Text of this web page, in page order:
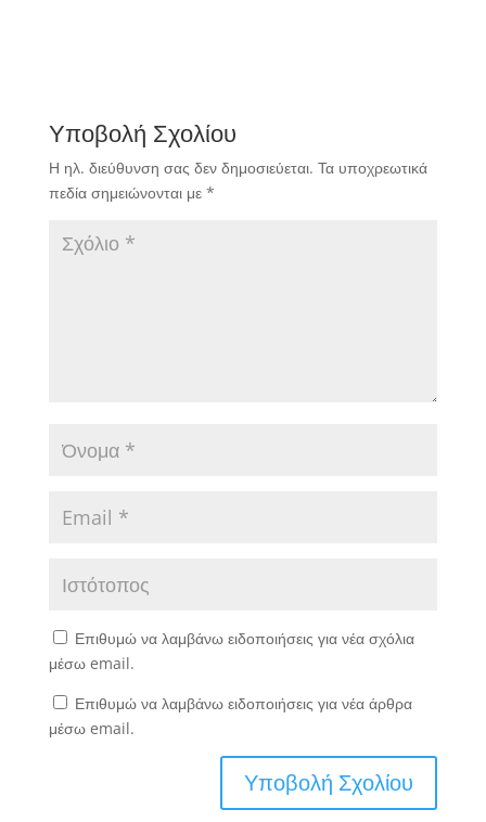
Υποβολή Σχολίου
Η ηλ. διεύθυνση σας δεν δημοσιεύεται. Τα υποχρεωτικά
πεδία σημειώνονται με *
Επιθυμώ να λαμβάνω ειδοποιήσεις για νέα σχόλια
μέσω email.
Επιθυμώ να λαμβάνω ειδοποιήσεις για νέα άρθρα
μέσω email.